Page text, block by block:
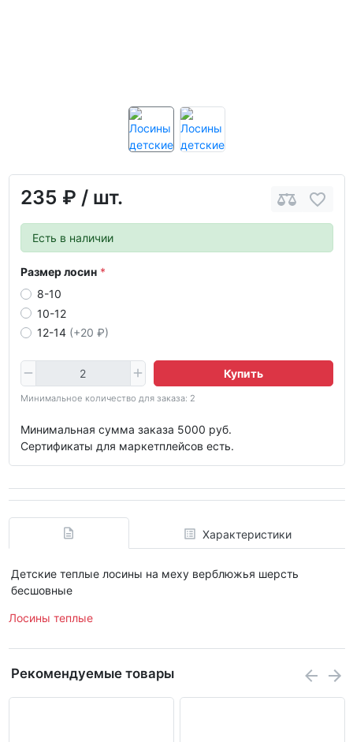
235 ₽ / шт.
Есть в наличии
Размер лосин
8-10
10-12
12-14 (+20 ₽)
Купить
Минимальное количество для заказа: 2
Минимальная сумма заказа 5000 руб.
Сертификаты для маркетплейсов есть.
Характеристики
Детские теплые лосины на меху верблюжья шерсть
бесшовные
Лосины теплые
Рекомендуемые товары